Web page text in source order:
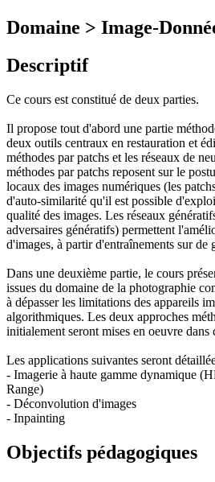
Domaine > Image-
Descriptif
Ce cours est constitué de deux parties.
Il propose tout d'abord une partie
deux outils centraux en restauration et
méthodes par patchs et les réseaux de
méthodes par patchs reposent sur le
locaux des images numériques (les
d'auto-similarité qu'il est possible
qualité des images. Les réseaux
adversaires génératifs) permettent
d'images, à partir d'entraînements sur de
Dans une deuxième partie, le cours
issues du domaine de la photographie
à dépasser les limitations des appareils
algorithmiques. Les deux approches
initialement seront mises en oeuvre dans
Les applications suivantes seront
- Imagerie à haute gamme dynamique
Range)
- Déconvolution d'images
- Inpainting
Objectifs pédagogiques